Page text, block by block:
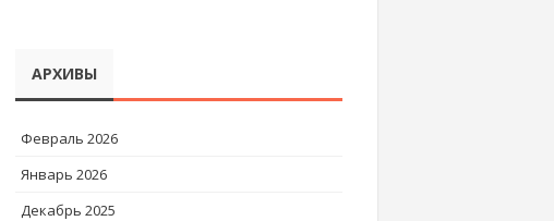
АРХИВЫ
Февраль 2026
Январь 2026
Декабрь 2025